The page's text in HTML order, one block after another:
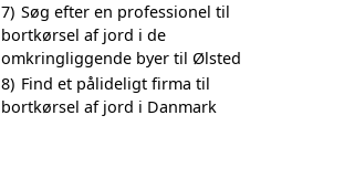
7) Søg efter en professionel til
bortkørsel af jord i de
omkringliggende byer til Ølsted
8) Find et pålideligt firma til
bortkørsel af jord i Danmark